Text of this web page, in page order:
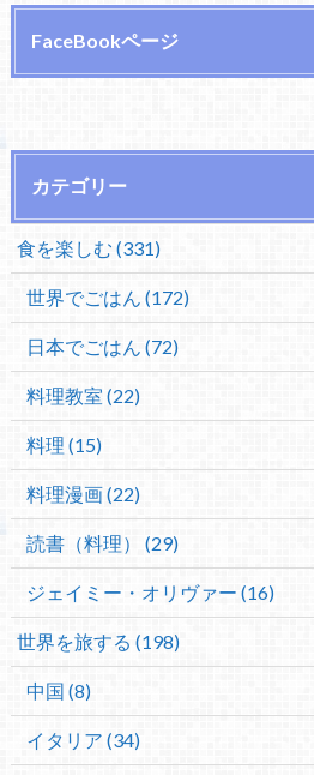
FaceBookページ
カテゴリー
食を楽しむ (331)
世界でごはん (172)
日本でごはん (72)
料理教室 (22)
料理 (15)
料理漫画 (22)
読書（料理） (29)
ジェイミー・オリヴァー (16)
世界を旅する (198)
中国 (8)
イタリア (34)